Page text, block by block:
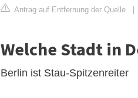
Antrag auf Entfernung der Quelle
Welche Stadt in
Berlin ist Stau-Spitzenreiter